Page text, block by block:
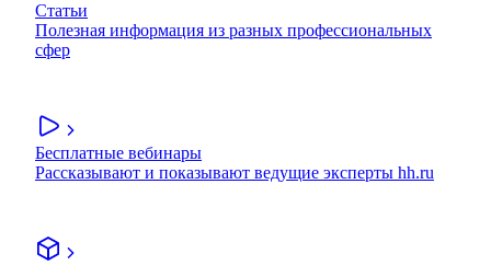
Статьи
Полезная информация из разных профессиональных
сфер
Бесплатные вебинары
Рассказывают и показывают ведущие эксперты hh.ru